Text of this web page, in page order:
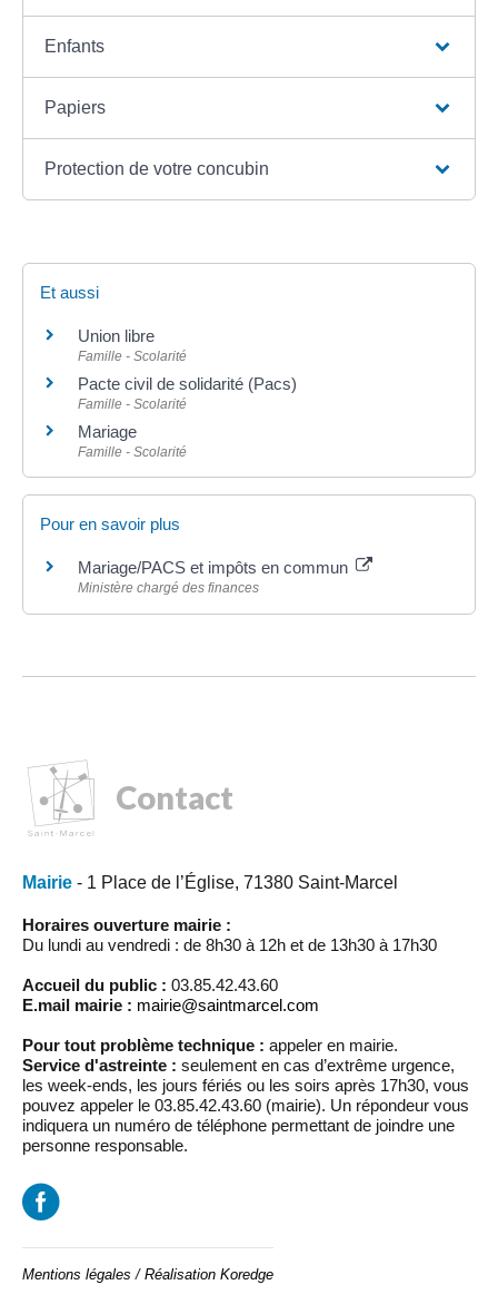
Enfants
Papiers
Protection de votre concubin
Et aussi
Union libre
Famille - Scolarité
Pacte civil de solidarité (Pacs)
Famille - Scolarité
Mariage
Famille - Scolarité
Pour en savoir plus
Mariage/PACS et impôts en commun
Ministère chargé des finances
Contact
Mairie - 1 Place de l’Église, 71380 Saint-Marcel
Horaires ouverture mairie :
Du lundi au vendredi : de 8h30 à 12h et de 13h30 à 17h30
Accueil du public : 03.85.42.43.60
E.mail mairie : mairie@saintmarcel.com
Pour tout problème technique : appeler en mairie.
Service d'astreinte : seulement en cas d’extrême urgence,
les week-ends, les jours fériés ou les soirs après 17h30, vous
pouvez appeler le 03.85.42.43.60 (mairie). Un répondeur vous
indiquera un numéro de téléphone permettant de joindre une
personne responsable.
Mentions légales / Réalisation Koredge